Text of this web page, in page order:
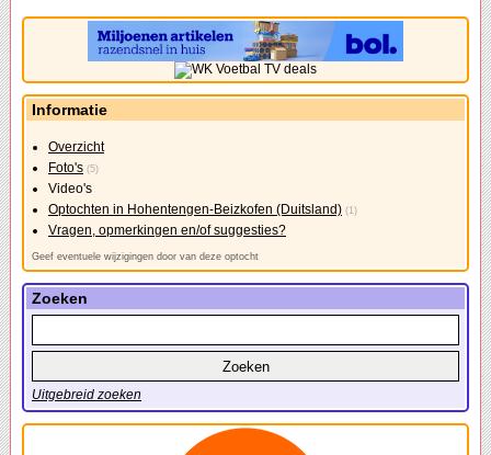
Informatie
Overzicht
Foto's (5)
Video's
Optochten in Hohentengen-Beizkofen (Duitsland) (1)
Vragen, opmerkingen en/of suggesties?
Geef eventuele wijzigingen door van deze optocht
Zoeken
Uitgebreid zoeken